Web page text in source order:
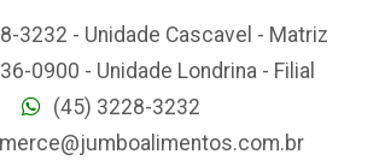
3232 - Unidade Cascavel - Matriz
0900 - Unidade Londrina - Filial
(45) 3228-3232